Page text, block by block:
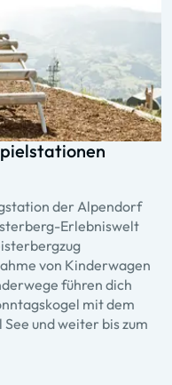
der Alpendorf
Erlebniswelt
von Kinderwagen
führen dich
mit dem
und weiter bis zum